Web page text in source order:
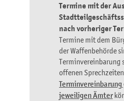
Termine mit der
nach vorheriger
Termine mit dem
der Waffenbehörde
Terminvereinbarung
offenen
jeweiligen Ämter